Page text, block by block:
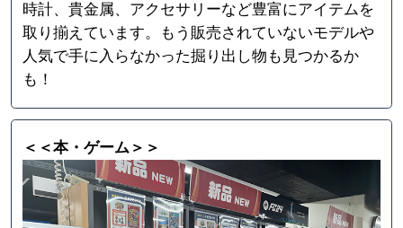
時計、貴金属、アクセサリーなど豊富にアイテムを
取り揃えています。もう販売されていないモデルや
人気で手に入らなかった掘り出し物も見つかるか
も！
＜＜本・ゲーム＞＞